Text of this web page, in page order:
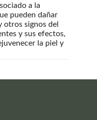
a la
pueden dañar
otros signos del
y sus efectos,
la piel y